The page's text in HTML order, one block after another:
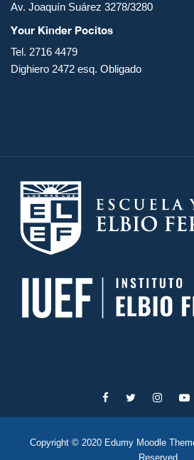
Av. Joaquín Suárez 3278/3280
Your Kinder Pocitos
Tel. 2716 4479
Dighiero 2472 esq. Obligado
Copyright © 2020 Edumy Moodle
Reserved.